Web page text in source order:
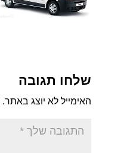
שלחו תגובה
האימייל לא יוצג באתר.